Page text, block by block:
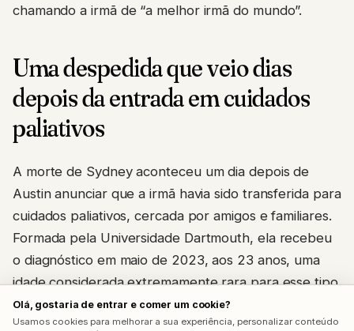
chamando a irmã de “a melhor irmã do mundo”.
Uma despedida que veio dias
depois da entrada em cuidados
paliativos
A morte de Sydney aconteceu um dia depois de
Austin anunciar que a irmã havia sido transferida para
cuidados paliativos, cercada por amigos e familiares.
Formada pela Universidade Dartmouth, ela recebeu
o diagnóstico em maio de 2023, aos 23 anos, uma
idade considerada extremamente rara para esse tipo
específico de câncer, geralmente diagnosticado em
pessoas acima dos 50 anos.
Olá, gostaria de entrar e comer um cookie?
Usamos cookies para melhorar a sua experiência, personalizar conteúdo